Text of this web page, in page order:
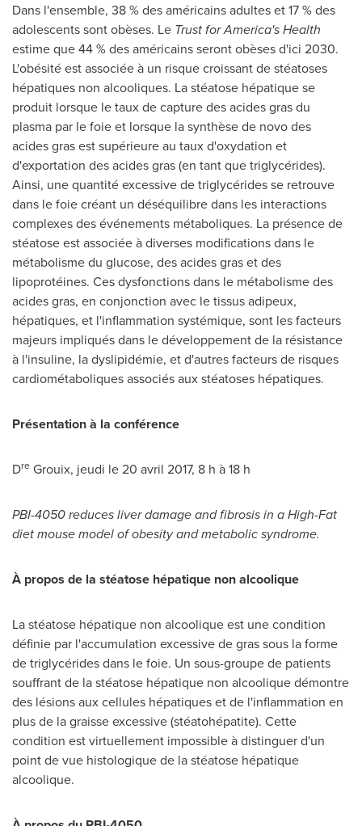
Dans l'ensemble, 38 % des américains adultes et 17 % des
adolescents sont obèses. Le Trust for America's Health
estime que 44 % des américains seront obèses d'ici 2030.
L'obésité est associée à un risque croissant de stéatoses
hépatiques non alcooliques. La stéatose hépatique se
produit lorsque le taux de capture des acides gras du
plasma par le foie et lorsque la synthèse de novo des
acides gras est supérieure au taux d'oxydation et
d'exportation des acides gras (en tant que triglycérides).
Ainsi, une quantité excessive de triglycérides se retrouve
dans le foie créant un déséquilibre dans les interactions
complexes des événements métaboliques. La présence de
stéatose est associée à diverses modifications dans le
métabolisme du glucose, des acides gras et des
lipoprotéines. Ces dysfonctions dans le métabolisme des
acides gras, en conjonction avec le tissus adipeux,
hépatiques, et l'inflammation systémique, sont les facteurs
majeurs impliqués dans le développement de la résistance
à l'insuline, la dyslipidémie, et d'autres facteurs de risques
cardiométaboliques associés aux stéatoses hépatiques.
Présentation à la conférence
Dre Grouix, jeudi le 20 avril 2017, 8 h à 18 h
PBI-4050 reduces liver damage and fibrosis in a High-Fat
diet mouse model of obesity and metabolic syndrome.
À propos de la stéatose hépatique non alcoolique
La stéatose hépatique non alcoolique est une condition
définie par l'accumulation excessive de gras sous la forme
de triglycérides dans le foie. Un sous-groupe de patients
souffrant de la stéatose hépatique non alcoolique démontre
des lésions aux cellules hépatiques et de l'inflammation en
plus de la graisse excessive (stéatohépatite). Cette
condition est virtuellement impossible à distinguer d'un
point de vue histologique de la stéatose hépatique
alcoolique.